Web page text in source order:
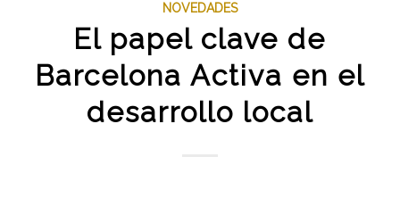
NOVEDADES
El papel clave de
Barcelona Activa en el
desarrollo local